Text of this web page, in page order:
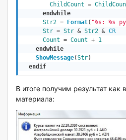
ChildCount =
endwhile
Str2 = Format( "%s: %s
Str = Str & Str2 & CR
Count = Count + 1
endwhile
ShowMessage(Str)
endif
В итоге получим результат
материала: